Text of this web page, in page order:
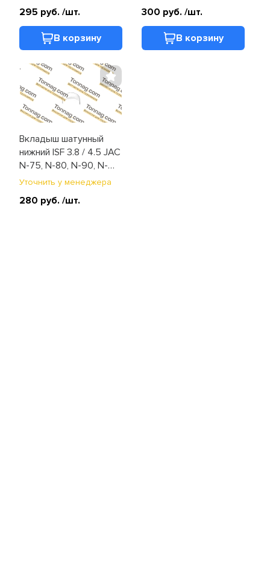
295 руб. /шт.
В корзину
300 руб. /шт.
В корзину
Вкладыш шатунный
нижний ISF 3.8 / 4.5 JAC
N-75, N-80, N-90, N-
120, Компас-9/12
Уточнить у менеджера
280 руб. /шт.